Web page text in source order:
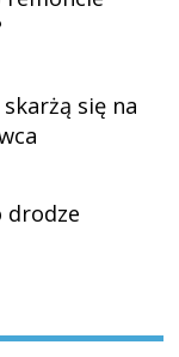
się na
drodze